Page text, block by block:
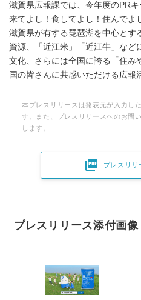
滋賀県広報課では、今年度のPR
来てよし！食してよし！住んでよ
滋賀県が有する琵琶湖を中心とす
資源、「近江米」「近江牛」など
文化、さらには全国に誇る「住み
国の皆さんに共感いただける広報
本プレスリリースは発表元が入力し
す。また、プレスリリースへのお問
します。
 プレスリ
プレスリリース添付画像